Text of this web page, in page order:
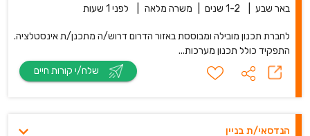
באר שבע 1-2 שנים משרה מלאה לפני 1 שעות
לחברת תכנון מובילה ומבוססת באזור הדרום דרוש/ה מתכנן/ת אינסטלציה.
התפקיד כולל תכנון מערכות...
הנדסאי/ת בניין